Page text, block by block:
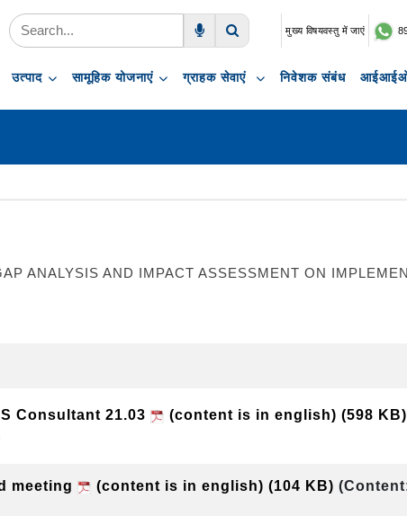
मुख्य विषयवस्तु में जाएं
उत्पाद सामूहिक योजनाएं ग्राहक सेवाएं निवेशक संबंध आईआईओ
ANALYSIS AND IMPACT ASSESSMENT ON
Consultant 21.03 (content is in english) (598 KB)
meeting (content is in english) (104 KB)